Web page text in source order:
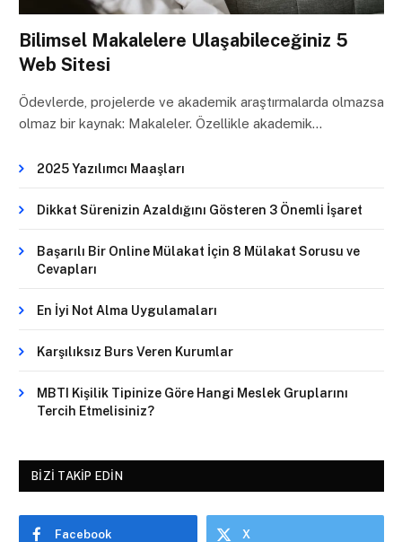
Bilimsel Makalelere Ulaşabileceğiniz 5
Web Sitesi
Ödevlerde, projelerde ve akademik araştırmalarda olmazsa
olmaz bir kaynak: Makaleler. Özellikle akademik…
2025 Yazılımcı Maaşları
Dikkat Sürenizin Azaldığını Gösteren 3 Önemli İşaret
Başarılı Bir Online Mülakat İçin 8 Mülakat Sorusu ve
Cevapları
En İyi Not Alma Uygulamaları
Karşılıksız Burs Veren Kurumlar
MBTI Kişilik Tipinize Göre Hangi Meslek Gruplarını
Tercih Etmelisiniz?
BIZI TAKIP EDIN
Facebook X